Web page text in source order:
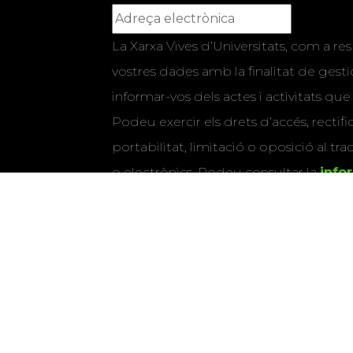
La Xarxa Vives d’Universitats, com a
vostres dades amb la finalitat de
informar-vos dels actes i activitats que
Podeu exercir els drets d’accés,
portabilitat, limitació o oposició al
o electrònics. Podeu consultar la